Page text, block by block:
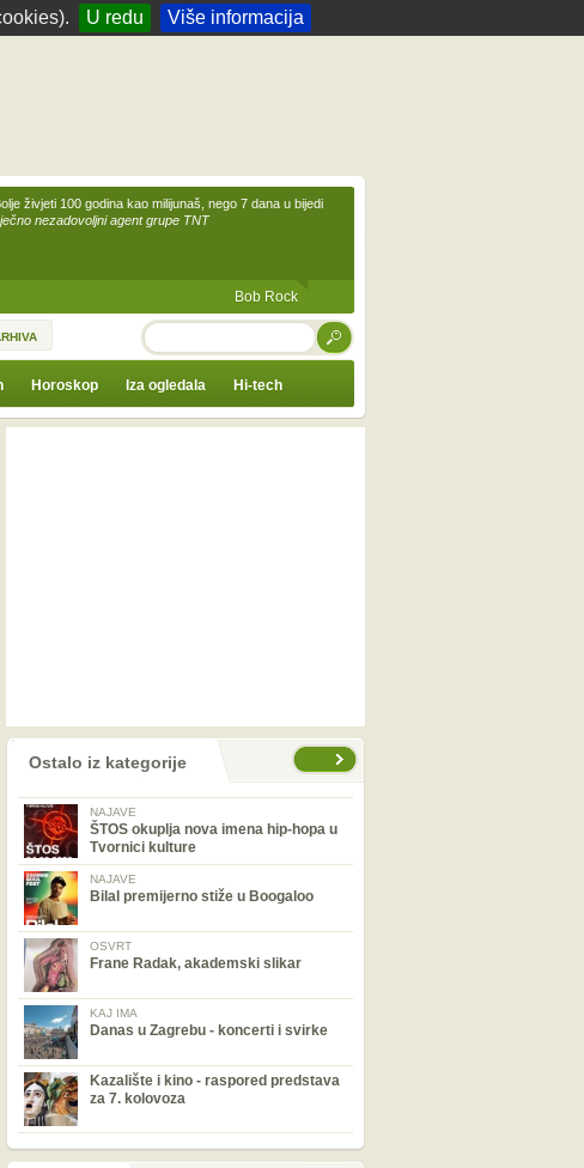
U redu Više informacija
živjeti 100 godina kao milijunaš, nego 7 dana u bijedi
nezadovoljni agent grupe TNT
Bob Rock
TRAŽI
Horoskop Iza ogledala Hi-tech
Ostalo iz kategorije
NAJAVE
ŠTOS okuplja nova imena hip-hopa u
Tvornici kulture
NAJAVE
Bilal premijerno stiže u Boogaloo
OSVRT
Frane Radak, akademski slikar
KAJ IMA
Danas u Zagrebu - koncerti i svirke
Kazalište i kino - raspored predstava
za 7. kolovoza